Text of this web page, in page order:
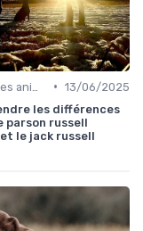
• 13/06/2025
les différences
parson russell
le jack russell